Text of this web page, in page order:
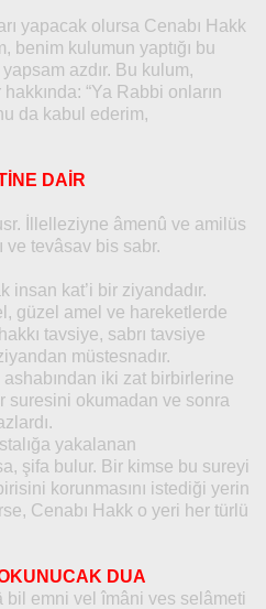
yapacak olursa Cenabı Hakk
benim kulumun yaptığı bu
azdır. Bu kulum,
“Ya Rabbi onların
da kabul ederim,
DAİR
İllelleziyne âmenû ve amilüs
ve tevâsav bis sabr.
insan kat’i bir ziyandadır.
güzel amel ve hareketlerde
tavsiye, sabrı tavsiye
müstesnadır.
iki zat birbirlerine
suresini okumadan ve sonra
yakalanan
şifa bulur. Bir kimse bu sureyi
korunmasını istediği yerin
Cenabı Hakk o yeri her türlü
DUA
emni vel îmâni ves selâmeti